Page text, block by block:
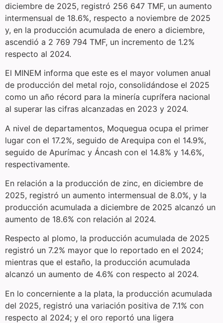
diciembre de 2025, registró 256 647 TMF, un aumento
intermensual de 18.6%, respecto a noviembre de 2025
y, en la producción acumulada de enero a diciembre,
ascendió a 2 769 794 TMF, un incremento de 1.2%
respecto al 2024.
El MINEM informa que este es el mayor volumen anual
de producción del metal rojo, consolidándose el 2025
como un año récord para la minería cuprífera nacional
al superar las cifras alcanzadas en 2023 y 2024.
A nivel de departamentos, Moquegua ocupa el primer
lugar con el 17.2%, seguido de Arequipa con el 14.9%,
seguido de Apurímac y Áncash con el 14.8% y 14.6%,
respectivamente.
En relación a la producción de zinc, en diciembre de
2025, registró un aumento intermensual de 8.0%, y la
producción acumulada a diciembre de 2025 alcanzó un
aumento de 18.6% con relación al 2024.
Respecto al plomo, la producción acumulada de 2025
registró un 7.2% mayor que lo reportado en el 2024;
mientras que el estaño, la producción acumulada
alcanzó un aumento de 4.6% con respecto al 2024.
En lo concerniente a la plata, la producción acumulada
del 2025, registró una variación positiva de 7.1% con
respecto al 2024; y el oro reportó una ligera